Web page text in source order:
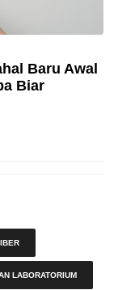
Baru Awal
Biar
LABORATORIUM